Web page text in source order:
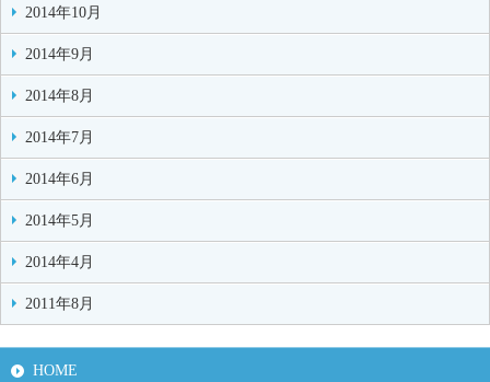
2014年10月
2014年9月
2014年8月
2014年7月
2014年6月
2014年5月
2014年4月
2011年8月
HOME